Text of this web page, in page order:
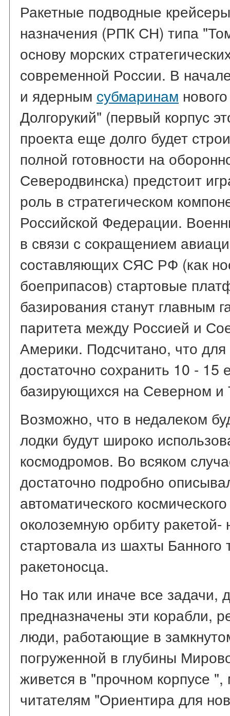
Ракетные подводные крейсеры
назначения (РПК СН) типа
основу морских
современной России. В
и ядерным субмаринам
Долгорукий" (первый корпус
проекта еще долго будет
полной готовности на
Северодвинска) предстоит
роль в стратегическом
Российской Федерации.
в связи с сокращением
составляющих СЯС РФ (как
боеприпасов) стартовые
базирования станут главным
паритета между Россией и
Америки. Подсчитано, что
достаточно сохранить 10 - 15
базирующихся на Северном
Возможно, что в недалеком
лодки будут широко
космодромов. Во всяком
достаточно подробно
автоматического
околоземную орбиту ракетой-
стартовала из шахты Банного
ракетоносца.
Но так или иначе все задачи,
предназначены эти корабли,
люди, работающие в
погруженной в глубины
живется в "прочном корпусе
читателям "Ориентира для